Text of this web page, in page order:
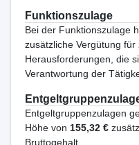
Funktionszulage
Bei der Funktionszulage
zusätzliche Vergütung
Herausforderungen, die
Verantwortung der
Entgeltgruppenzulagen
Höhe von 155,32 €
Bruttogehalt.